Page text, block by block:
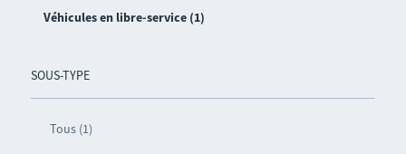
Véhicules en libre-service (1)
SOUS-TYPE
Tous (1)